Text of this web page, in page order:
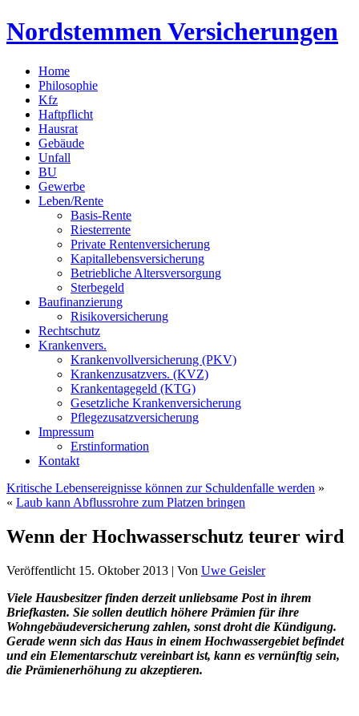
Nordstemmen Versicherungen
Home
Philosophie
Kfz
Haftpflicht
Hausrat
Gebäude
Unfall
BU
Gewerbe
Leben/Rente
Basis-Rente
Riesterrente
Private Rentenversicherung
Kapitallebensversicherung
Betriebliche Altersversorgung
Sterbegeld
Baufinanzierung
Risikoversicherung
Rechtschutz
Krankenvers.
Krankenvollversicherung (PKV)
Krankenzusatzvers. (KVZ)
Krankentagegeld (KTG)
Gesetzliche Krankenversicherung
Pflegezusatzversicherung
Impressum
Erstinformation
Kontakt
Kritische Lebensereignisse können zur Schuldenfalle werden »
« Laub kann Abflussrohre zum Platzen bringen
Wenn der Hochwasserschutz teurer wird
Veröffentlicht 15. Oktober 2013 | Von Uwe Geisler
Viele Hausbesitzer finden derzeit unliebsame Post in ihrem
Briefkasten. Sie sollen deutlich höhere Prämien für ihre
Wohngebäudeversicherung zahlen, sonst droht die Kündigung.
Gerade wenn sich das Haus in einem Hochwassergebiet befindet
und ein Elementarschutz vereinbart ist, kann es vernünftig sein,
die Prämienerhöhung zu akzeptieren.